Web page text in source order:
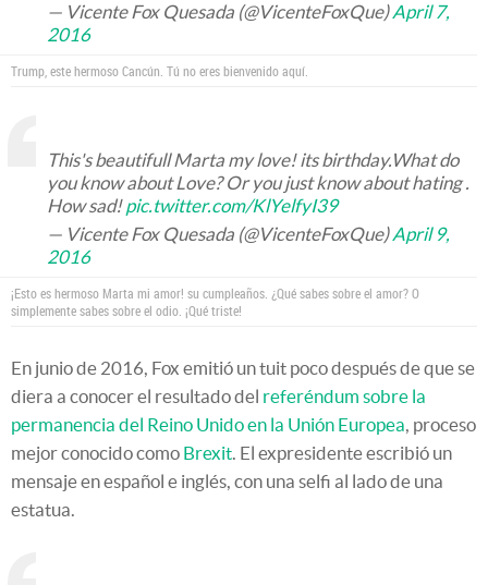
— Vicente Fox Quesada (@VicenteFoxQue)April 7,
2016
Trump, este hermoso Cancún. Tú no eres bienvenido aquí.
This's beautifull Marta my love! its birthday.What do
you know about Love? Or you just know about hating .
How sad!pic.twitter.com/KlYelfyI39
— Vicente Fox Quesada (@VicenteFoxQue)April 9,
2016
¡Esto es hermoso Marta mi amor! su cumpleaños. ¿Qué sabes sobre el amor? O
simplemente sabes sobre el odio. ¡Qué triste!
En junio de 2016, Fox emitió un tuit poco después de que se
diera a conocer el resultado del referéndum sobre la
permanencia del Reino Unido en la Unión Europea, proceso
mejor conocido como Brexit. El expresidente escribió un
mensaje en español e inglés, con una selfi al lado de una
estatua.